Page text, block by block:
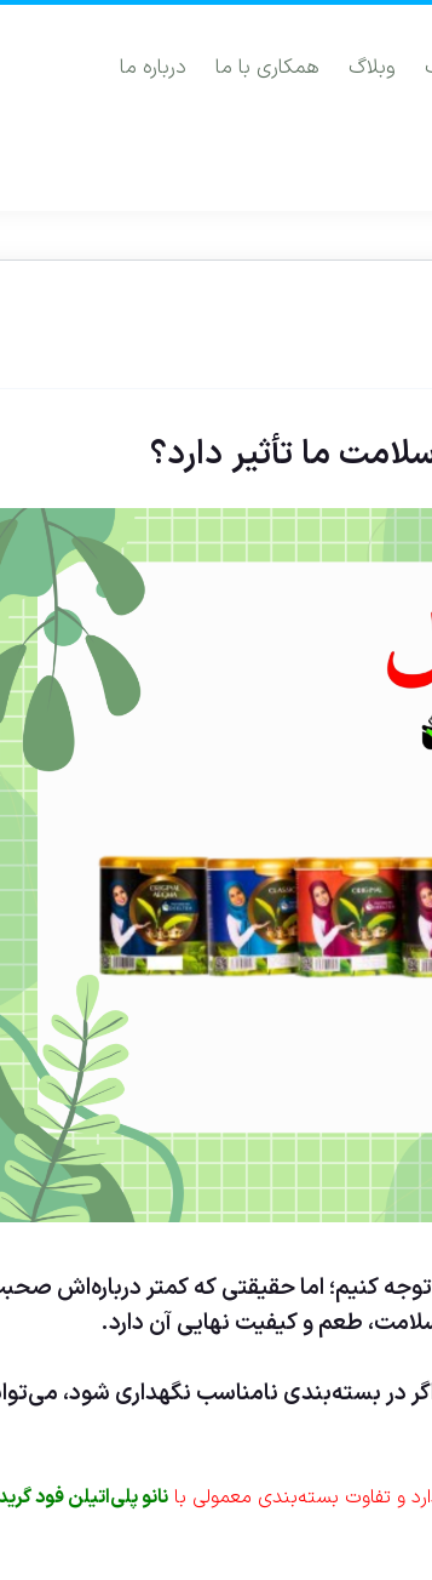
وبلاگ همکاری با ما درباره ما
ما تأثیر دارد؟
کنیم؛ اما حقیقتی که کمتر درباره‌اش
طعم و کیفیت نهایی آن دارد.
بسته‌بندی نامناسب نگهداری شود،
و تفاوت بسته‌بندی معمولی بانانو پلی‌اتیلن فود